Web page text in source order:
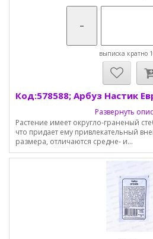
-
выписка кратно
Код:578588; Арбуз Настик
Развернуть
Растение имеет округло-граненый
что придает ему привлекательный
размера, отличаются средне- и...